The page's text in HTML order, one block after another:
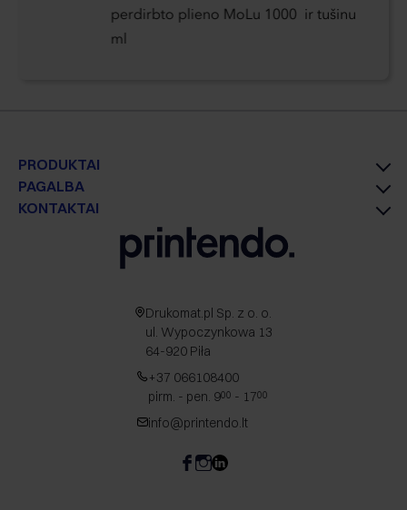
perdirbto plieno MoLu 1000
ml
ir tušinuku
PRODUKTAI
PAGALBA
KONTAKTAI
Drukomat.pl Sp. z o. o.
ul. Wypoczynkowa 13
64-920 Piła
+37 066108400
pirm. - pen. 900 - 1700
info@printendo.lt